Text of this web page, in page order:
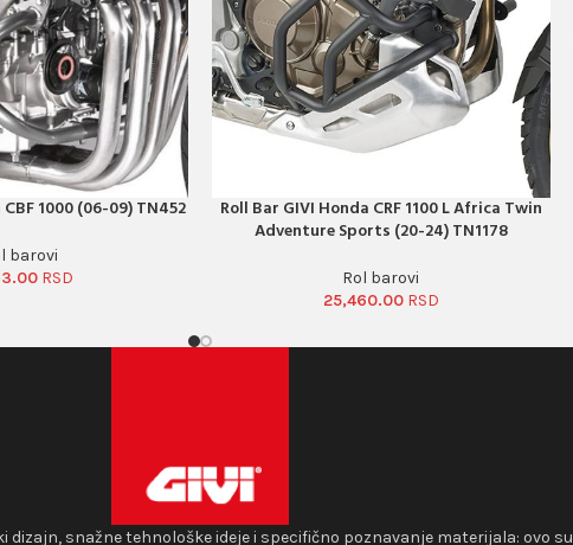
1000 (06-09) TN452
barovi
PORUČI ODMAH
Roll Bar GIVI Honda CRF 1100 L Africa Twin
Adventure Sports (20-24) TN1178
Rol barovi
25,460.00
snažne tehnološke ideje i specifično poznavanje materijala: ovo su